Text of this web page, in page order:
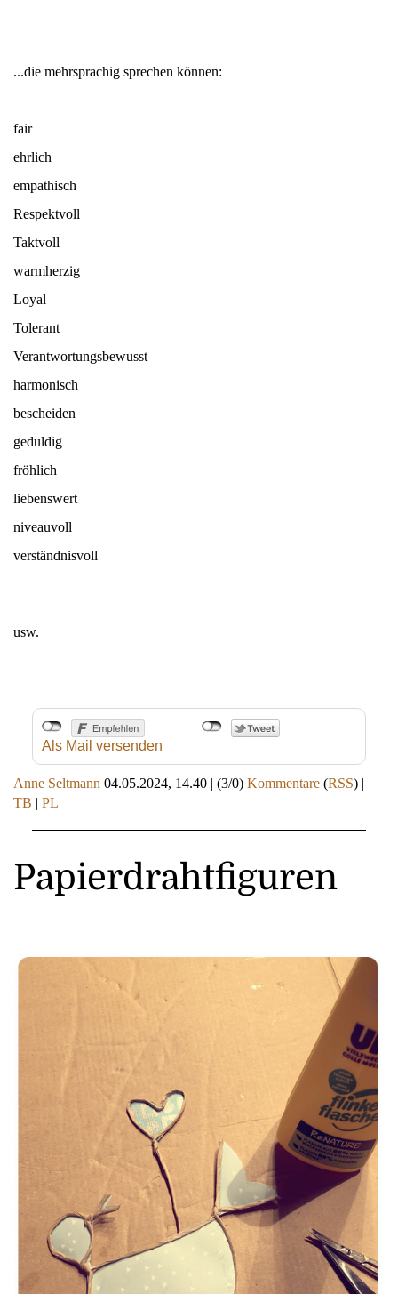
...die mehrsprachig sprechen können:
fair
ehrlich
empathisch
Respektvoll
Taktvoll
warmherzig
Loyal
Tolerant
Verantwortungsbewusst
harmonisch
bescheiden
geduldig
fröhlich
liebenswert
niveauvoll
verständnisvoll
usw.
Als Mail versenden
Anne Seltmann 04.05.2024, 14.40 | (3/0) Kommentare (RSS) |
TB | PL
Papierdrahtfiguren